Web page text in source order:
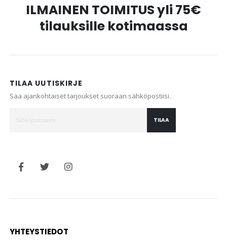
ILMAINEN TOIMITUS yli 75€
tilauksille kotimaassa
TILAA UUTISKIRJE
Saa ajankohtaiset tarjoukset suoraan sähköpostiisi.
TILAA
YHTEYSTIEDOT